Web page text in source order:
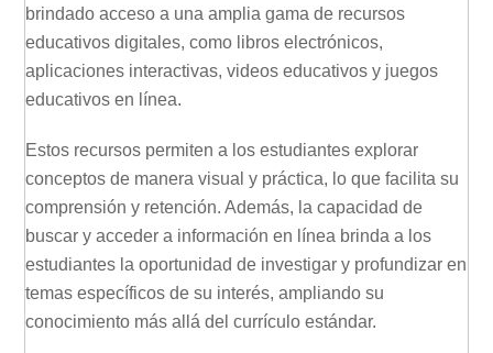
brindado acceso a una amplia gama de recursos
educativos digitales, como libros electrónicos,
aplicaciones interactivas, videos educativos y juegos
educativos en línea.
Estos recursos permiten a los estudiantes explorar
conceptos de manera visual y práctica, lo que facilita su
comprensión y retención. Además, la capacidad de
buscar y acceder a información en línea brinda a los
estudiantes la oportunidad de investigar y profundizar en
temas específicos de su interés, ampliando su
conocimiento más allá del currículo estándar.